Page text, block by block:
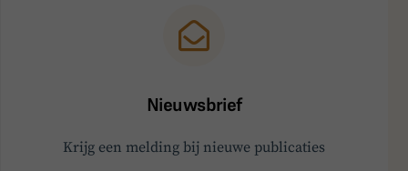
Nieuwsbrief
Krijg een melding bij nieuwe publicaties